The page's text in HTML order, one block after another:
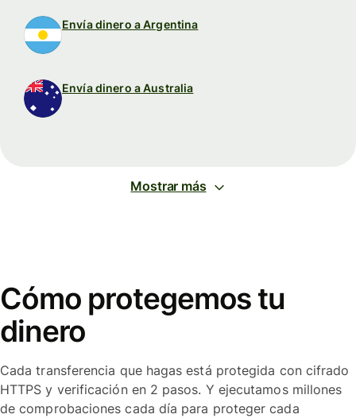
Envía dinero a Argentina
Envía dinero a Australia
Mostrar más
Cómo protegemos tu
dinero
Cada transferencia que hagas está protegida con cifrado
HTTPS y verificación en 2 pasos. Y ejecutamos millones
de comprobaciones cada día para proteger cada